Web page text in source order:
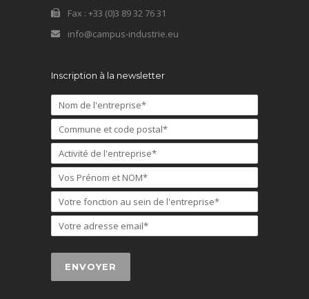
Fax : +33 (0)3 89 32 76 31
info@campus-industrie.eu
Inscription à la newsletter